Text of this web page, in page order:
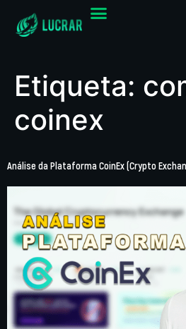
Etiqueta:
coinex
Análise da Plataforma CoinEx (Crypto